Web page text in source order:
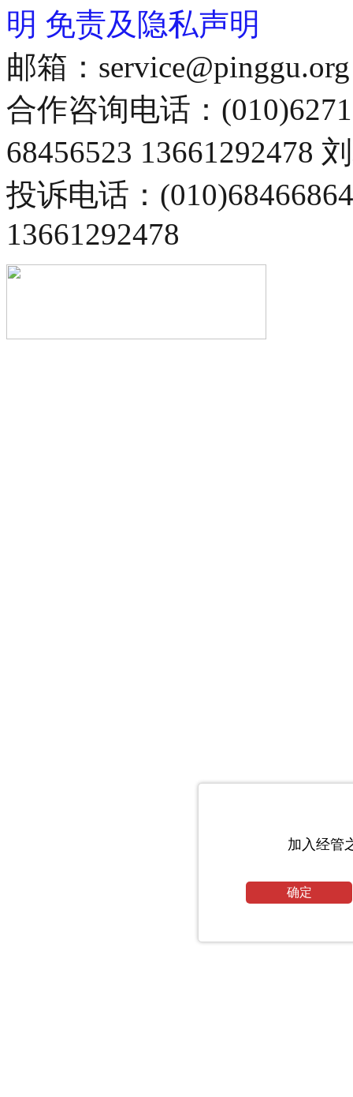
加入经管
确定
明 免责及隐私声明
邮箱：service@pinggu.org
合作咨询电话：
68456523 13661292478
投诉电话：
13661292478